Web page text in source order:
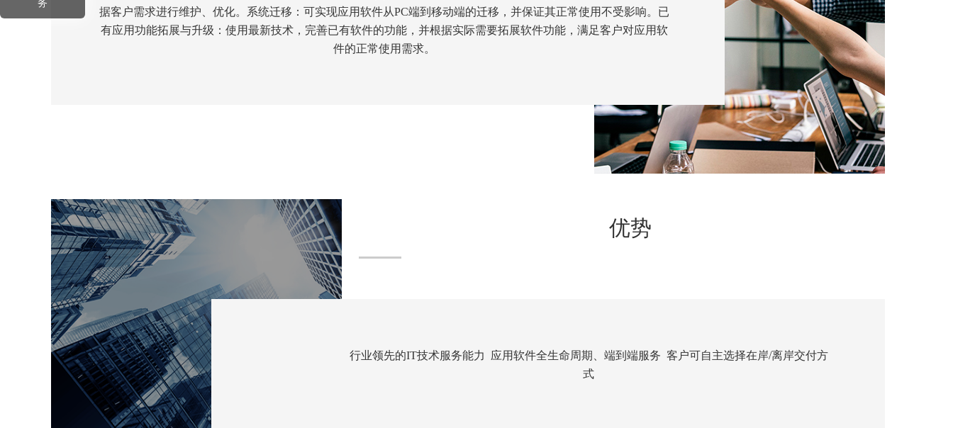
务
据客户需求进行维护、优化。系统迁移：可实现应用软件从PC端到移动端的迁移，并保证其正常使用不受影响。已
有应用功能拓展与升级：使用最新技术，完善已有软件的功能，并根据实际需要拓展软件功能，满足客户对应用软
件的正常使用需求。
优势
行业领先的IT技术服务能力 应用软件全生命周期、端到端服务 客户可自主选择在岸/离岸交付方
式